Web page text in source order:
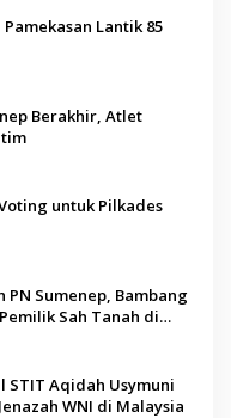
Lantik 85
Berakhir, Atlet
untuk Pilkades
PN Sumenep, Bambang
Sah Tanah di
STIT Aqidah Usymuni
WNI di Malaysia